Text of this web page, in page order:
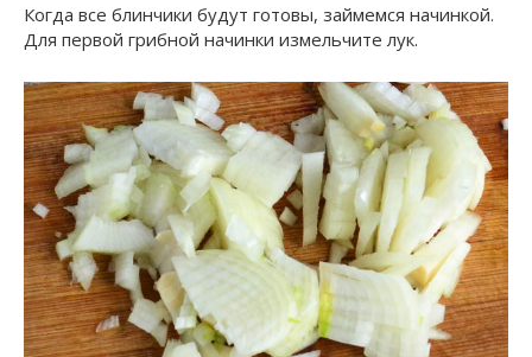
Когда все блинчики будут готовы, займемся начинкой.
Для первой грибной начинки измельчите лук.